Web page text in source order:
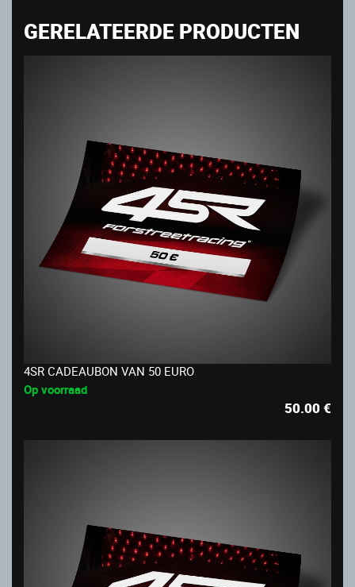
GERELATEERDE PRODUCTEN
4SR CADEAUBON VAN 50 EURO
Op voorraad
50.00€